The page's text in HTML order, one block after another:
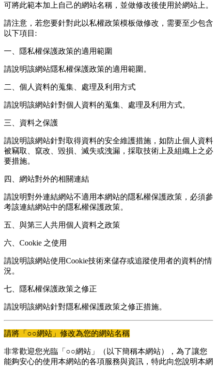
可將此範本加上自己的網站名稱，並做修改後使用於網站上。
請注意，若您要針對此以私權政策模板做修改，需要至少包含
以下項目:
一、隱私權保護政策的適用範圍
請說明該網站隱私權保護政策的適用範圍。
二、個人資料的蒐集、處理及利用方式
請說明該網站針對個人資料的蒐集、處理及利用方式。
三、資料之保護
請說明該網站針對取得資料的安全維護措施，如防止個人資料
被竊取、竄改、毀損、滅失或洩漏，採取技術上及組織上之必
要措施。
四、網站對外的相關連結
請說明對外連結網站不適用本網站的隱私權保護政策，必須參
考該連結網站中的隱私權保護政策。
五、與第三人共用個人資料之政策
六、Cookie 之使用
請說明該網站使用Cookie技術來儲存或追蹤使用者的資料的情
況。
七、隱私權保護政策之修正
請說明該網站針對隱私權保護政策之修正措施。
請將「○○網站」修改為您的網站名稱
非常歡迎您光臨「○○網站」（以下簡稱本網站），為了讓您
能夠安心的使用本網站的各項服務與資訊，特此向您說明本網